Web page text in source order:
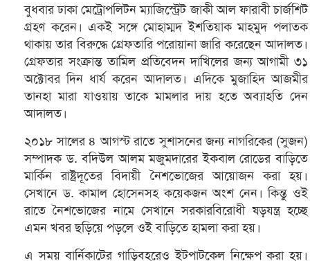
বুধবার ঢাকা মেট্রোপলিটন ম্যাজিস্ট্রেট জাকী আল ফারাবী চার্জশিট
গ্রহণ করেন। একই সঙ্গে মোহাম্মদ ইশতিয়াক মাহমুদ পলাতক
থাকায় তার বিরুদ্ধে গ্রেফতারি পরোয়ানা জারি করেছেন আদালত।
গ্রেফতার সংক্রান্ত তামিল প্রতিবেদন দাখিলের জন্য আগামী ৩১
অক্টোবর দিন ধার্য করেন আদালত। এদিকে মুজাহিদ আজমীর
তানহা মারা যাওয়ায় তাকে মামলার দায় হতে অব্যাহতি দেন
আদালত।
২০১৮ সালের ৪ আগস্ট রাতে সুশাসনের জন্য নাগরিকের (সুজন)
সম্পাদক ড. বদিউল আলম মজুমদারের ইকবাল রোডের বাড়িতে
মার্কিন রাষ্ট্রদূতের বিদায়ী নৈশভোজের আয়োজন করা হয়।
সেখানে ড. কামাল হোসেনসহ কয়েকজন অংশ নেন। কিন্তু ওই
রাতে নৈশভোজের নামে সেখানে সরকারবিরোধী ষড়যন্ত্র হচ্ছে
এমন খবর ছড়িয়ে পড়লে ওই বাড়িতে হামলা করা হয়।
এ সময় বার্নিকাটের গাড়িবহরেও ইটপাটকেল নিক্ষেপ করা হয়।